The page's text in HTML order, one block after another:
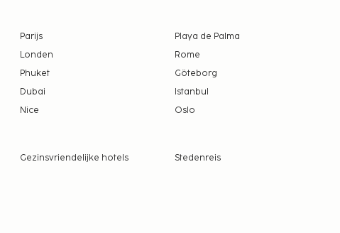
Parijs
Playa de Palma
Londen
Rome
Phuket
Göteborg
Dubai
Istanbul
Nice Oslo
Gezinsvriendelijke hotels
Stedenreis